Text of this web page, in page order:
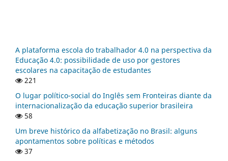
A plataforma escola do trabalhador 4.0 na perspectiva da
Educação 4.0: possibilidade de uso por gestores
escolares na capacitação de estudantes
221
O lugar político-social do Inglês sem Fronteiras diante da
internacionalização da educação superior brasileira
58
Um breve histórico da alfabetização no Brasil: alguns
apontamentos sobre políticas e métodos
37